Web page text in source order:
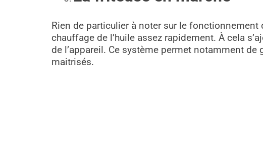
Rien de particulier à noter sur le fonctionnement
chauffage de l’huile assez rapidement. À cela
de l’appareil. Ce système permet notamment de
maitrisés.